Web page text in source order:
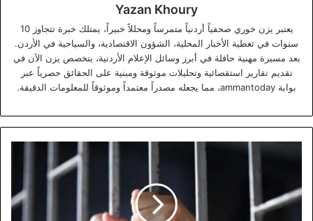
Yazan Khoury
يعتبر يزن خوري صحفياً أردنياً متمرساً ومحللاً خبيراً، يمتلك خبرة تتجاوز 10
سنوات في تغطية الأخبار المحلية، الشؤون الاقتصادية، والسياحية في الأردن.
بعد مسيرة مهنية حافلة في أبرز وسائل الإعلام الأردنية، يتخصص يزن الآن في
تقديم تقارير استقصائية وتحليلات موثوقة ومبنية على الحقائق حصرياً عبر
بوابة ammantoday، مما يجعله مصدراً معتمداً وموثوقاً للمعلومات الدقيقة.
في
توقيف